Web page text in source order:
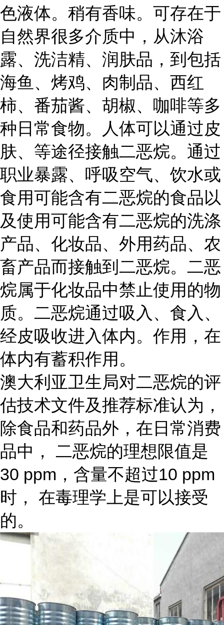
色液体。稍有香味。可存在于
自然界很多介质中，从沐浴
露、洗洁精、润肤品，到包括
海鱼、烤鸡、肉制品、西红
柿、番茄酱、胡椒、咖啡等多
种日常食物。人体可以通过皮
肤、等途径接触二恶烷。通过
职业暴露、呼吸空气、饮水或
食用可能含有二恶烷的食品以
及使用可能含有二恶烷的洗涤
产品、化妆品、外用药品、农
畜产品而接触到二恶烷。二恶
烷属于化妆品中禁止使用的物
质。二恶烷通过吸入、食入、
经皮吸收进入体内。作用，在
体内有蓄积作用。
澳大利亚卫生局对二恶烷的评
估技术文件及推荐标准认为，
除食品和药品外，在日常消费
品中， 二恶烷的理想限值是
30 ppm，含量不超过10 ppm
时， 在毒理学上是可以接受
的。